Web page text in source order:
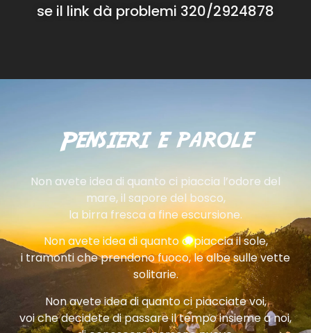
se il link dà problemi 320/2924878
Pensieri e parole
Non avete idea di quanto ci piaccia l’odore del
mare, il sapore del bosco,
la birra fresca a fine escursione.
Non avete idea di quanto ci piaccia il sole,
i tramonti che prendono fuoco, le albe sulle vette
solitarie.
Non avete idea di quanto ci piacciate voi,
voi che decidete di passare il tempo insieme a noi,